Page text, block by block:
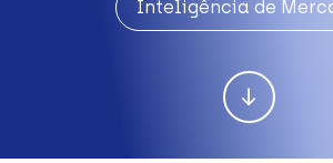
Inteligência de